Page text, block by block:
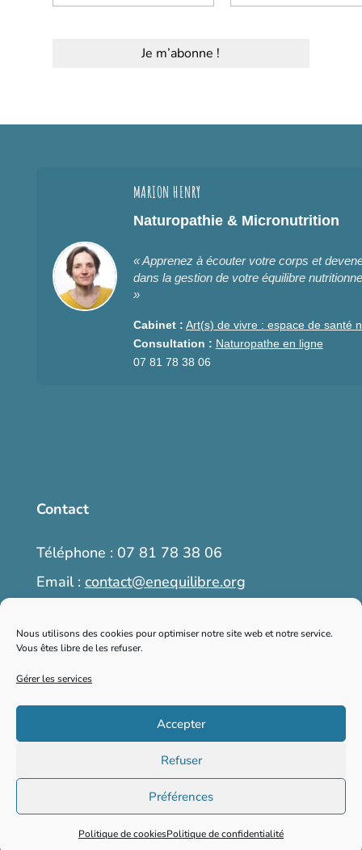
Nous utilisons des cookies pour optimiser notre site web et notre service.
Vous êtes libre de les refuser.
Gérer les services
Accepter
Refuser
Préférences
Politique de cookiesPolitique de confidentialité
MARION HENRY
Naturopathie & Micronutrition
« Apprenez à écouter votre corps et
dans la gestion de votre équilibre
»
Cabinet : Art(s) de vivre : espace de santé
Consultation : Naturopathe en ligne
07 81 78 38 06
Contact
Téléphone : 07 81 78 38 06
Email : contact@enequilibre.org
Prendre rendez-vous
2026 © enequilibre.org – Tous droits
réservés